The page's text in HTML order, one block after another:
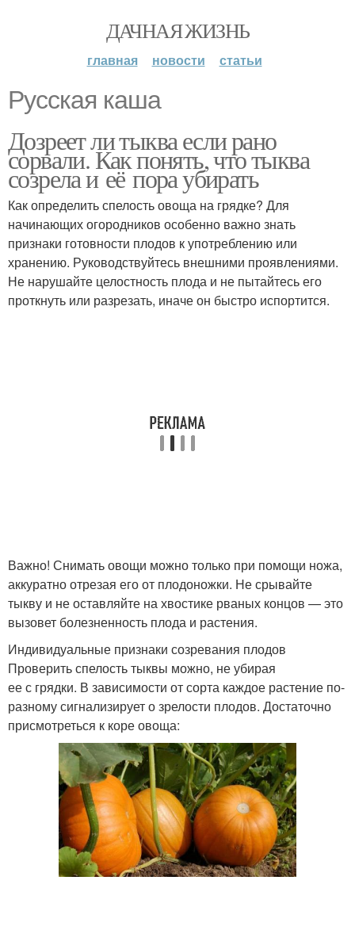
ДАЧНАЯ ЖИЗНЬ
главная новости статьи
Русская каша
Дозреет ли тыква если рано
сорвали. Как понять, что тыква
созрела и её пора убирать
Как определить спелость овоща на грядке? Для
начинающих огородников особенно важно знать
признаки готовности плодов к употреблению или
хранению. Руководствуйтесь внешними проявлениями.
Не нарушайте целостность плода и не пытайтесь его
проткнуть или разрезать, иначе он быстро испортится.
Важно! Снимать овощи можно только при помощи ножа,
аккуратно отрезая его от плодоножки. Не срывайте
тыкву и не оставляйте на хвостике рваных концов — это
вызовет болезненность плода и растения.
Индивидуальные признаки созревания плодов
Проверить спелость тыквы можно, не убирая
ее с грядки. В зависимости от сорта каждое растение по-
разному сигнализирует о зрелости плодов. Достаточно
присмотреться к коре овоща: